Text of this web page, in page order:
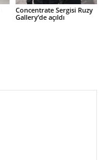
Concentrate Sergisi Ruzy
Gallery’de açıldı